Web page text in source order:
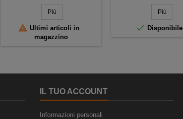
Più
 Ultimi articoli in
magazzino
Più
 Disponibile
IL TUO ACCOUNT
Informazioni personali